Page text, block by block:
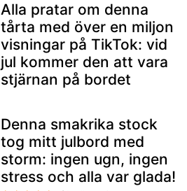
Alla pratar om denna
tårta med över en miljon
visningar på TikTok: vid
jul kommer den att vara
stjärnan på bordet
Denna smakrika stock
tog mitt julbord med
storm: ingen ugn, ingen
stress och alla var glada!